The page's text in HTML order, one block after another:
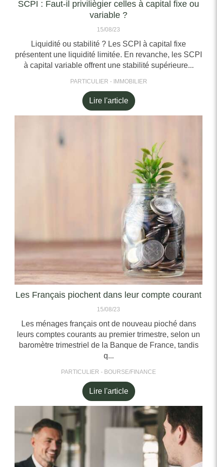
SCPI : Faut-il priviliègier celles à capital fixe ou
variable ?
15/08/23
Liquidité ou stabilité ? Les SCPI à capital fixe
présentent une liquidité limitée. En revanche, les SCPI
à capital variable offrent une stabilité supérieure...
PARTICULIER - IMMOBILIER
Lire l'article
Les Français piochent dans leur compte courant
15/08/23
Les ménages français ont de nouveau pioché dans
leurs comptes courants au premier trimestre, selon un
baromètre trimestriel de la Banque de France, tandis
q...
PARTICULIER - BOURSE/FINANCE
Lire l'article